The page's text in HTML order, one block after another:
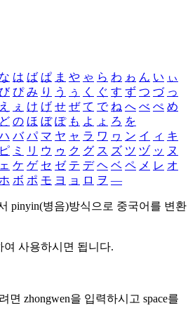
な は ば ぱ ま や ゃ ら わ ゎ ん い ぃ
び ぴ み り う ぅ く ぐ す ず つ づ っ
え ぇ け げ せ ぜ て で ね へ べ ぺ め
ど の ほ ぼ ぽ も よ ょ ろ を
バ パ マ ヤ ャ ラ ワ ヮ ン イ ィ キ
ピ ミ リ ウ ゥ ク グ ス ズ ツ ヅ ッ ヌ
ェ ケ ゲ セ ゼ テ デ ヘ ベ ペ メ レ オ
ボ ポ モ ヨ ョ ロ ヲ ―
pinyin(병음)방식으로 중국어를 변환
사용하시면 됩니다.
면 zhongwen을 입력하시고 space를